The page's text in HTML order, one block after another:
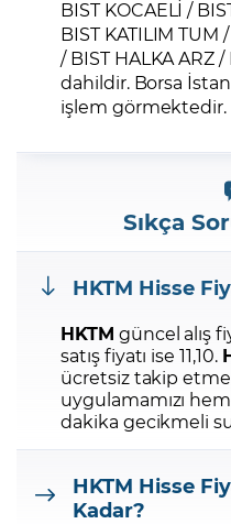
BIST KOCAELİ /
BIST KATILIM TUM
/ BIST HALKA ARZ
dahildir. Borsa
işlem görmektedir.
Sıkça
HKTM Hisse
HKTM güncel alış
satış fiyatı ise 11,10.
ücretsiz takip
uygulamamızı
dakika gecikmeli
HKTM Hisse
Kadar?